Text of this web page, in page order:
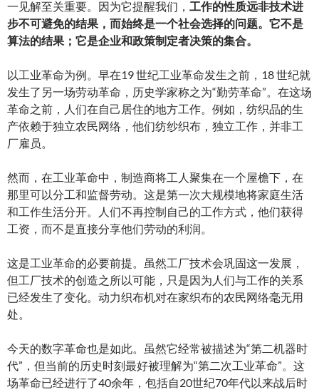
一见解至关重要。因为它提醒我们， 工作的性质远非技术进
步不可避免的结果，而始终是一个社会选择的问题。它不是
算法的结果；它是企业和政策制定者决策的集合。
以工业革命为例。早在19 世纪工业革命发生之前，18 世纪就
发生了另一场劳动革命，历史学家称之为“勤劳革命”。在这场
革命之前，人们在自己居住的地方工作。例如，纺织品的生
产依赖于独立农民网络，他们纺纱织布，独立工作，并非工
厂雇员。
然而，在工业革命中，制造商将工人聚集在一个屋檐下，在
那里可以分工和监督劳动。这是第一次大规模地将家庭生活
和工作生活分开。人们不再控制自己的工作方式，他们获得
工资，而不是直接分享他们劳动的利润。
这是工业革命的必要前提。虽然工厂技术会巩固这一发展，
但工厂技术的创造之所以可能，只是因为人们与工作的关系
已经发生了变化。动力织布机对在家织布的农民网络毫无用
处。
今天的数字革命也是如此。虽然它经常被描述为“第二机器时
代”，但当前的历史时刻最好被理解为“第二次工业革命”。这
场革命已经进行了40余年，包括自20世纪70年代以来战后时